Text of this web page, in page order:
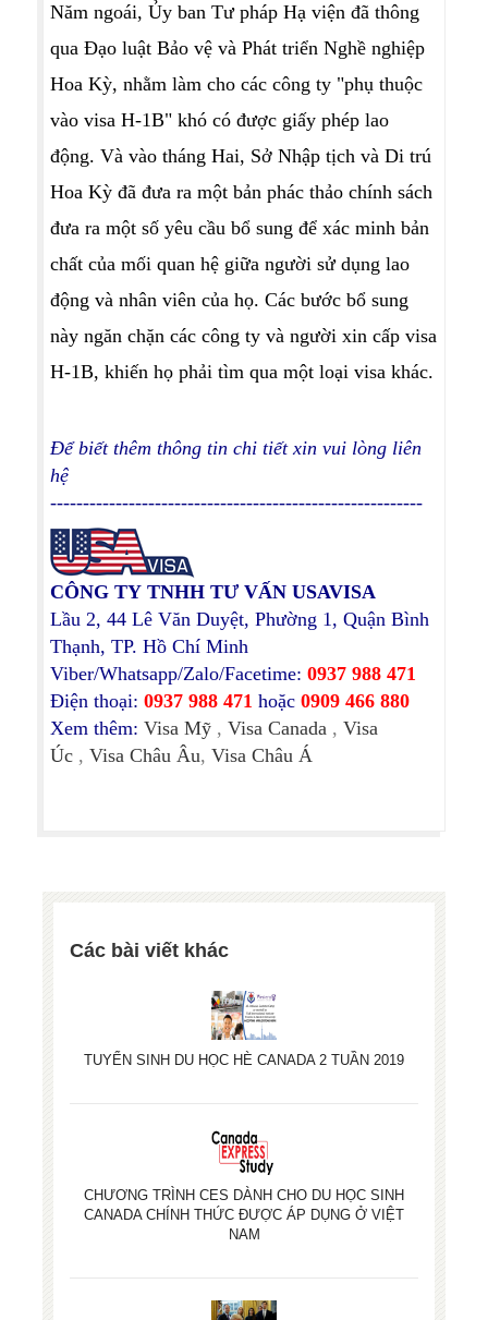
Năm ngoái, Ủy ban Tư pháp Hạ viện đã thông
qua Đạo luật Bảo vệ và Phát triển Nghề nghiệp
Hoa Kỳ, nhằm làm cho các công ty "phụ thuộc
vào visa H-1B" khó có được giấy phép lao
động. Và vào tháng Hai, Sở Nhập tịch và Di trú
Hoa Kỳ đã đưa ra một bản phác thảo chính sách
đưa ra một số yêu cầu bổ sung để xác minh bản
chất của mối quan hệ giữa người sử dụng lao
động và nhân viên của họ. Các bước bổ sung
này ngăn chặn các công ty và người xin cấp visa
H-1B, khiến họ phải tìm qua một loại visa khác.
Để biết thêm thông tin chi tiết xin vui lòng liên
hệ
---------------------------------------------------------
CÔNG TY TNHH TƯ VẤN USAVISA
Lầu 2, 44 Lê Văn Duyệt, Phường 1, Quận Bình
Thạnh, TP. Hồ Chí Minh
Viber/Whatsapp/Zalo/Facetime: 0937 988 471
Điện thoại: 0937 988 471 hoặc 0909 466 880
Xem thêm: Visa Mỹ , Visa Canada , Visa
Úc , Visa Châu Âu, Visa Châu Á
Các bài viết khác
TUYỂN SINH DU HỌC HÈ CANADA 2 TUẦN 2019
CHƯƠNG TRÌNH CES DÀNH CHO DU HỌC SINH
CANADA CHÍNH THỨC ĐƯỢC ÁP DỤNG Ở VIỆT
NAM